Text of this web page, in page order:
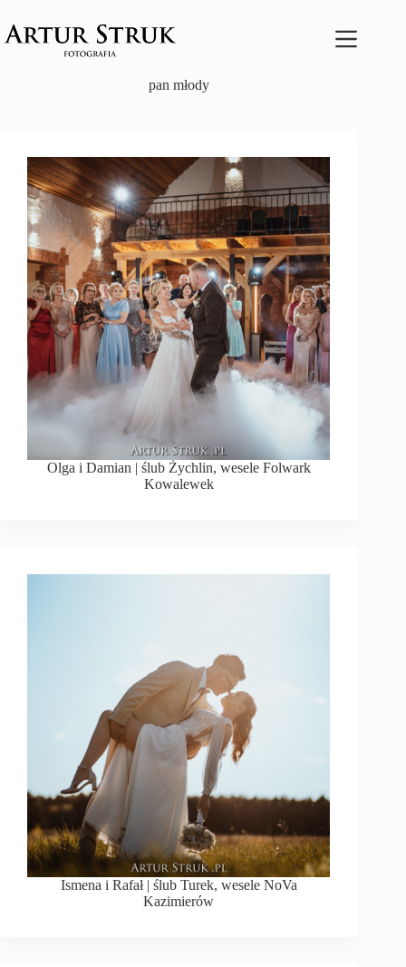
do
treści
pan młody
Olga i Damian | ślub Żychlin, wesele Folwark
Kowalewek
Ismena i Rafał | ślub Turek, wesele NoVa
Kazimierów